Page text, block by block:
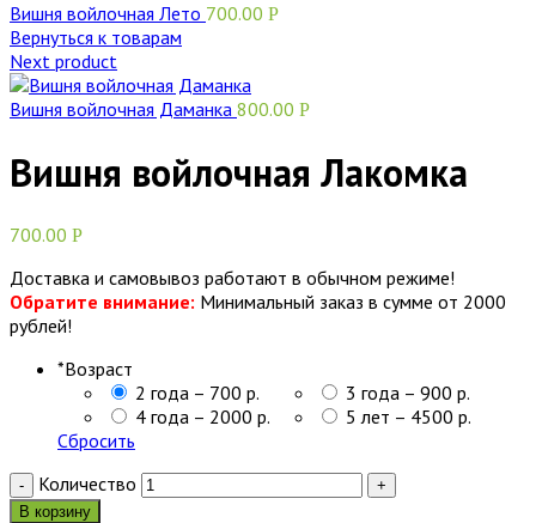
Вишня войлочная Лето 700.00 Р
Вернуться к товарам
Next product
Вишня войлочная Даманка 800.00 Р
Вишня войлочная Лакомка
700.00 Р
Доставка и самовывоз работают в обычном режиме!
Обратите внимание: Минимальный заказ в сумме от 2000
рублей!
*Возраст
2 года – 700 р.
3 года – 900 р.
4 года – 2000 р.
5 лет – 4500 р.
Сбросить
Количество
В корзину